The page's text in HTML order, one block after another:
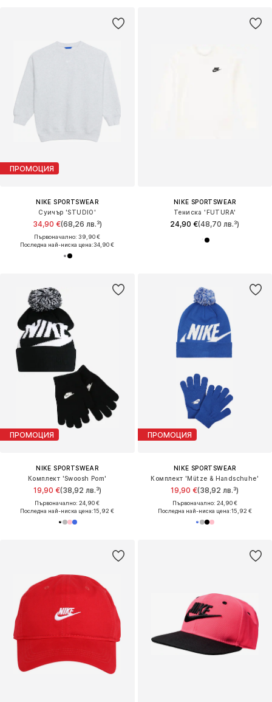
ПРОМОЦИЯ
NIKE SPORTSWEAR
Суичър 'STUDIO'
34,90 €(68,26 лв.³)
Първоначално: 39,90 €
Последна най-ниска цена:34,90 €
NIKE SPORTSWEAR
Тениска 'FUTURA'
24,90 €(48,70 лв.³)
ПРОМОЦИЯ
NIKE SPORTSWEAR
Комплект 'Swoosh Pom'
19,90 €(38,92 лв.³)
Първоначално: 24,90 €
Последна най-ниска цена:15,92 €
ПРОМОЦИЯ
NIKE SPORTSWEAR
Комплект 'Mütze & Handschuhe'
19,90 €(38,92 лв.³)
Първоначално: 24,90 €
Последна най-ниска цена:15,92 €